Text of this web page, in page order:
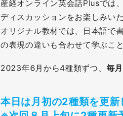
産経オンライン英会話Plusでは
ディスカッションをお楽しみい
オリジナル教材では、日本語で
の表現の違いも合わせて学ぶこ
2023年6月から4種類ずつ、 毎
本日は月初の2種類を更